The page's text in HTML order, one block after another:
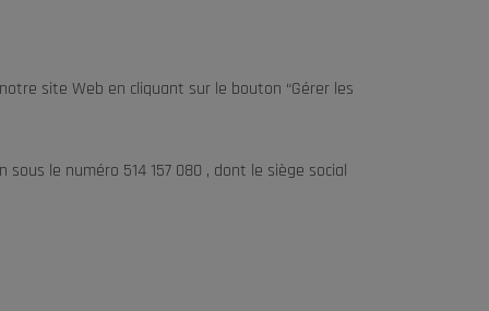
site Web en cliquant sur le bouton “Gérer les
le numéro 514 157 080 , dont le siège social